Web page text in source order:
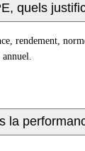
quels
rendement,
la